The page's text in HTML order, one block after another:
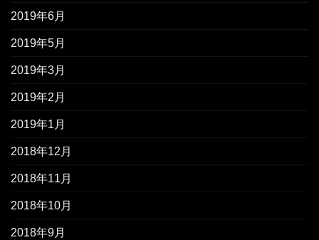
2019年6月
2019年5月
2019年3月
2019年2月
2019年1月
2018年12月
2018年11月
2018年10月
2018年9月